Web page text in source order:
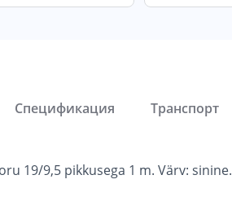
19/9,5 pikkusega 1 m. Värv: sinine.
Спецификация Транспорт